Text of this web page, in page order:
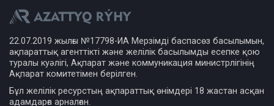
22.07.2019 жылғы №17798-ИА Мерзімді баспасөз басылымын,
ақпараттық агенттікті және желілік басылымды есепке қою
туралы куәлігі, Ақпарат және коммуникация министрлігінің
Ақпарат комитетімен берілген.
Бұл желілік ресурстың ақпараттық өнімдері 18 жастан асқан
адамдарға арналған.